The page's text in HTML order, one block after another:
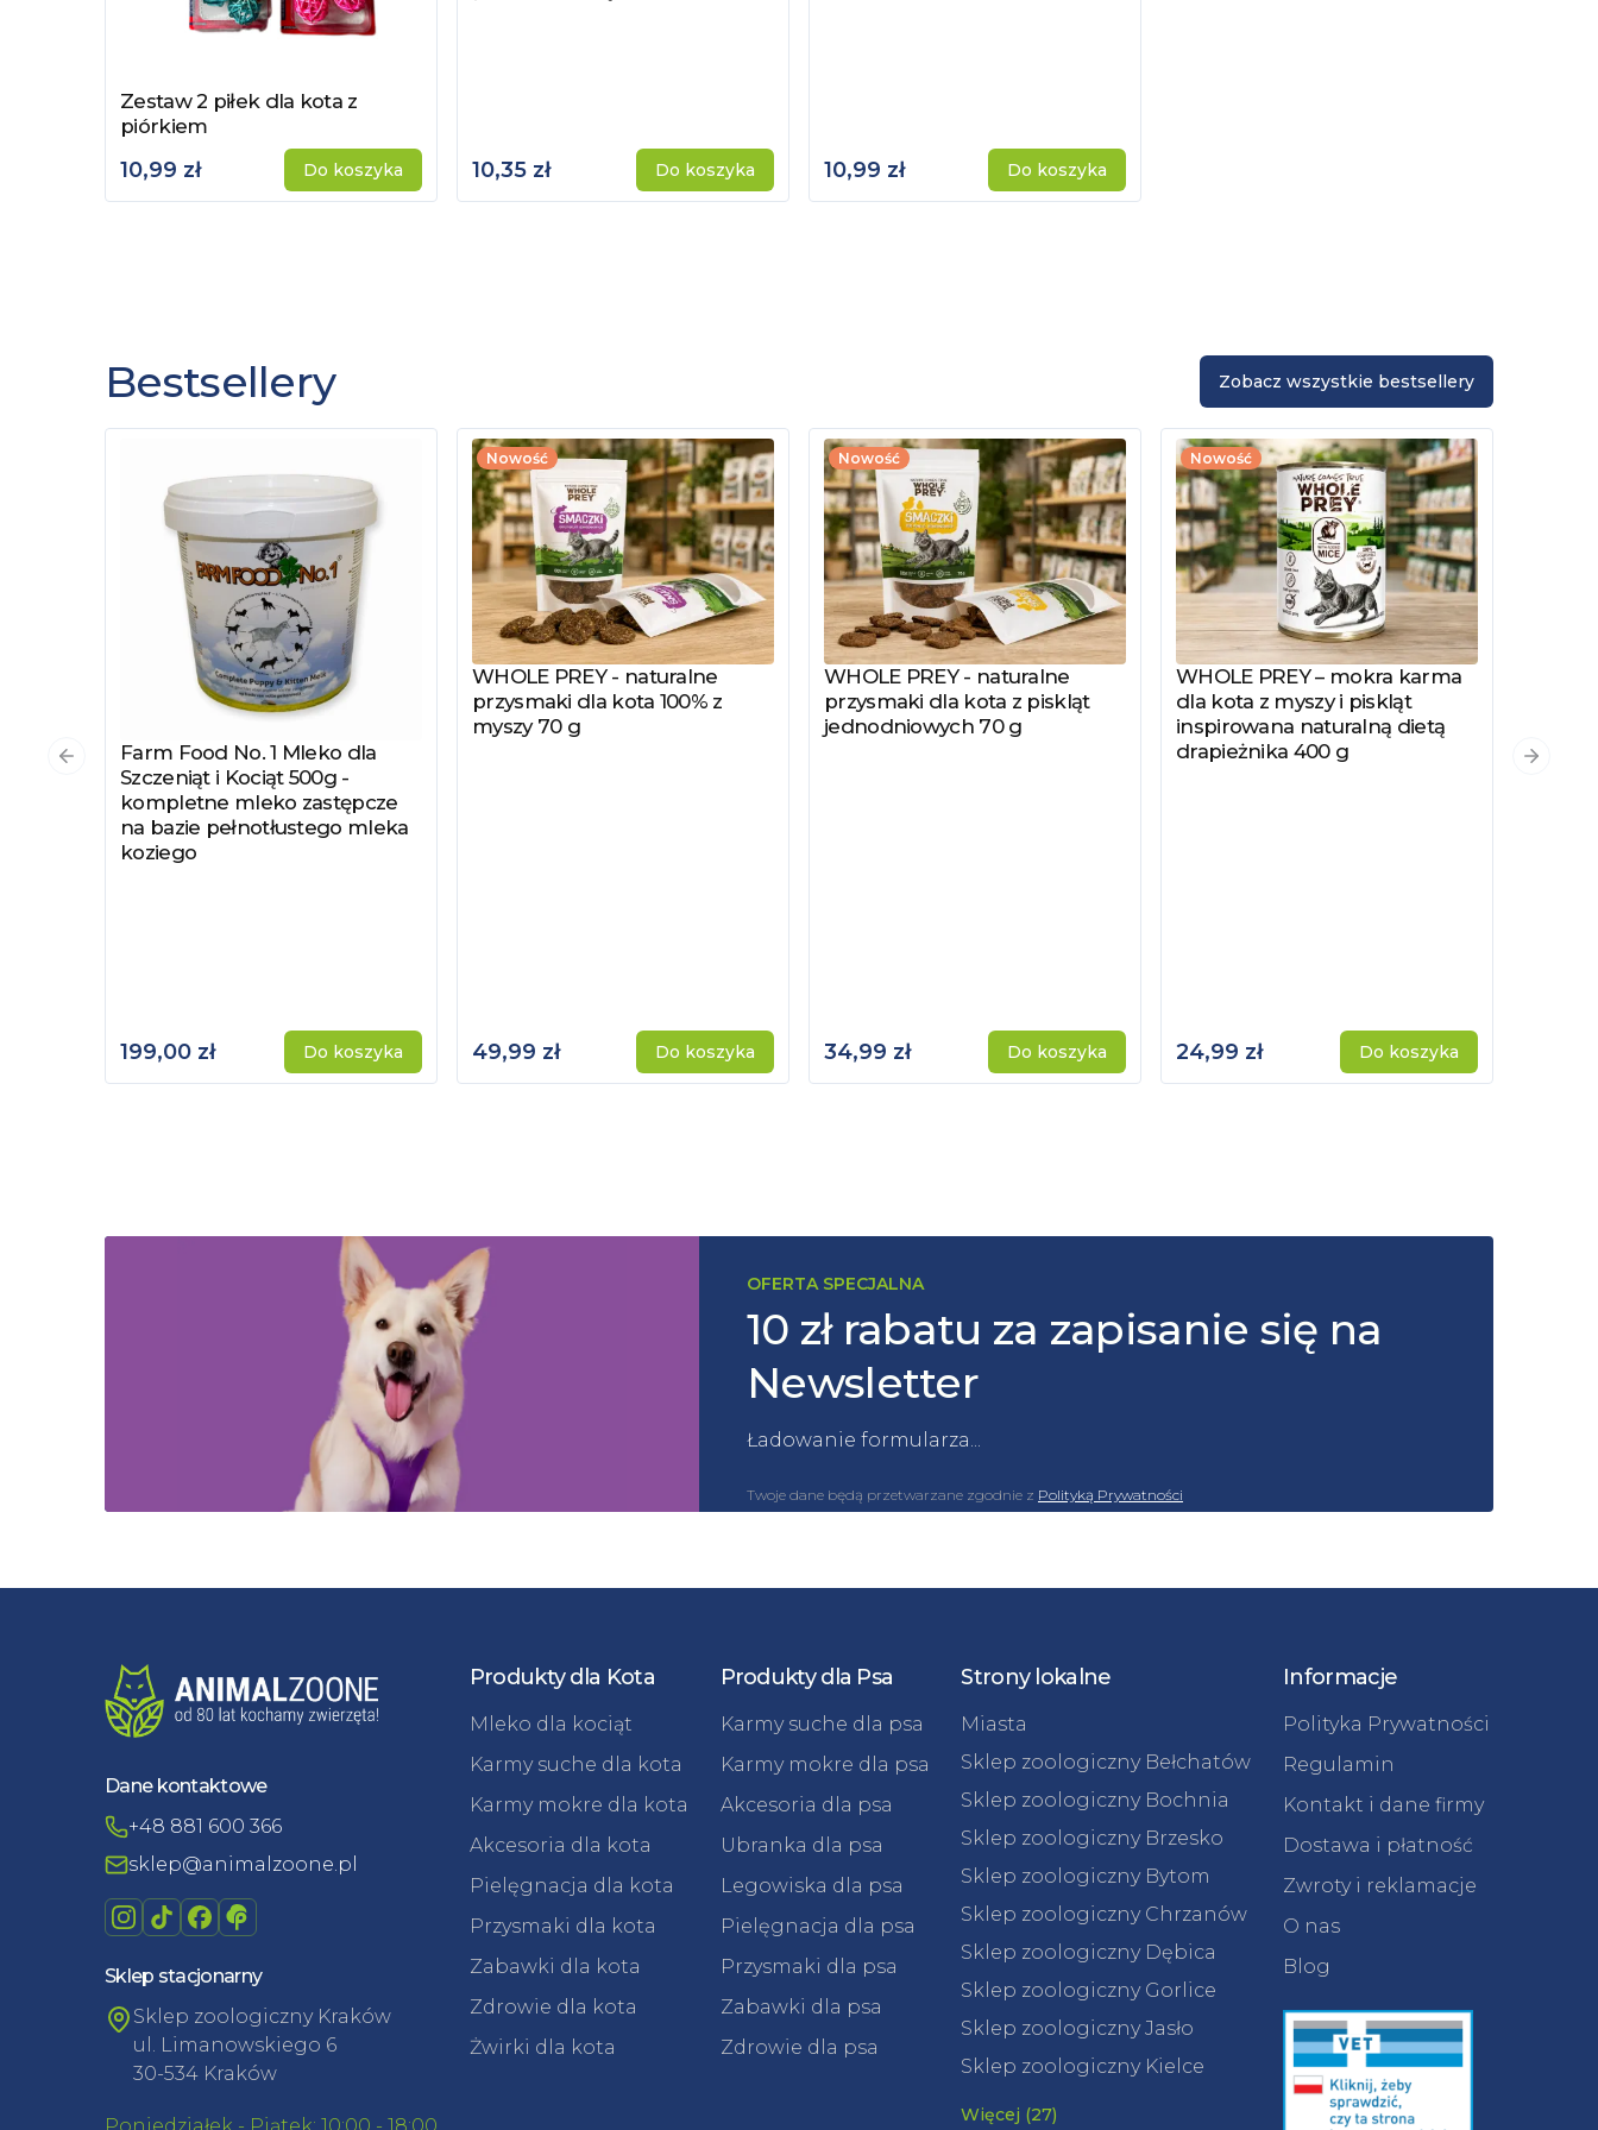
Zobacz produkt
Zestaw 2 piłek dla kota z
piórkiem
10,99 zł Do koszyka 10,35 zł Do koszyka 10,99 zł Do koszyka
Bestsellery Zobacz wszystkie bestsellery
Zobacz produkt
Farm Food No. 1 Mleko dla
Szczeniąt i Kociąt 500g -
kompletne mleko zastępcze
na bazie pełnotłustego mleka
koziego
199,00 zł Do koszyka
Nowość
Zobacz produkt
WHOLE PREY - naturalne
przysmaki dla kota 100% z
myszy 70 g
49,99 zł Do koszyka
Nowość
Zobacz produkt
WHOLE PREY - naturalne
przysmaki dla kota z piskląt
jednodniowych 70 g
34,99 zł Do koszyka
Nowość
Zobacz produkt
WHOLE PREY – mokra karma
dla kota z myszy i piskląt
inspirowana naturalną dietą
drapieżnika 400 g
24,99 zł Do koszyka
Poprzedni slajd
OFERTA SPECJALNA
10 zł rabatu za zapisanie się na
Newsletter
Ładowanie formularza...
Twoje dane będą przetwarzane zgodnie z Polityką Prywatności
Dane kontaktowe
+48 881 600 366
sklep@animalzoone.pl
Sklep stacjonarny
Sklep zoologiczny Kraków
ul. Limanowskiego 6
30-534 Kraków
Produkty dla Kota
Mleko dla kociąt
Karmy suche dla kota
Karmy mokre dla kota
Akcesoria dla kota
Pielęgnacja dla kota
Przysmaki dla kota
Zabawki dla kota
Zdrowie dla kota
Żwirki dla kota
Produkty dla Psa
Karmy suche dla psa
Karmy mokre dla psa
Akcesoria dla psa
Ubranka dla psa
Legowiska dla psa
Pielęgnacja dla psa
Przysmaki dla psa
Zabawki dla psa
Zdrowie dla psa
Strony lokalne
Miasta
Sklep zoologiczny Bełchatów
Sklep zoologiczny Bochnia
Sklep zoologiczny Brzesko
Sklep zoologiczny Bytom
Sklep zoologiczny Chrzanów
Sklep zoologiczny Dębica
Sklep zoologiczny Gorlice
Sklep zoologiczny Jasło
Sklep zoologiczny Kielce
Więcej (27)
Informacje
Polityka Prywatności
Regulamin
Kontakt i dane firmy
Dostawa i płatność
Zwroty i reklamacje
O nas
Blog